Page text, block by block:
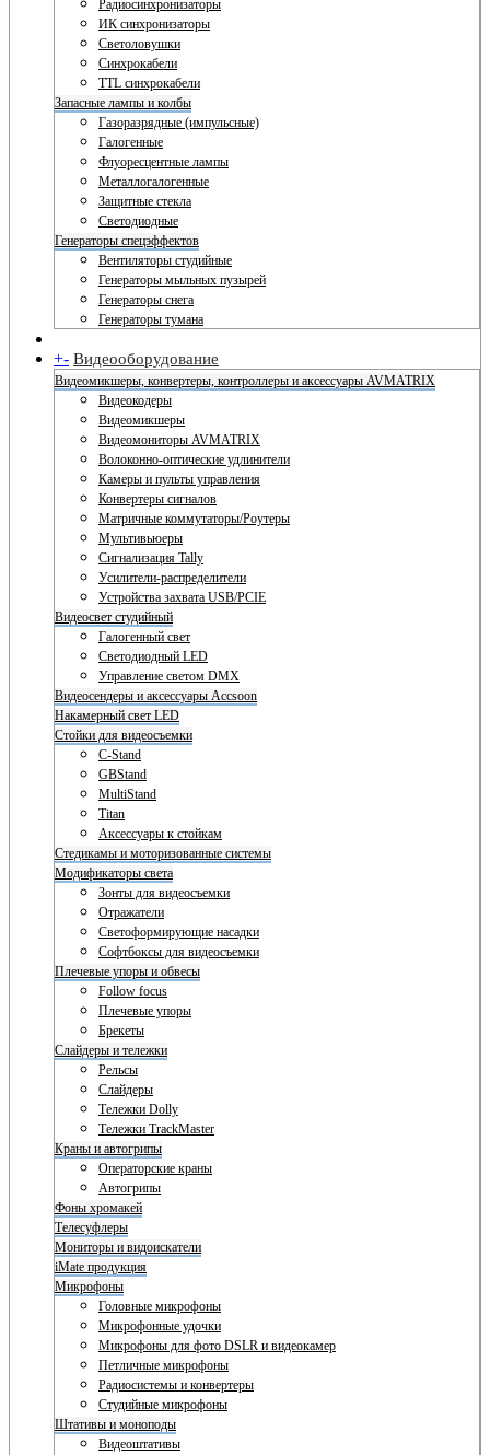
Радиосинхронизаторы
ИК синхронизаторы
Светоловушки
Синхрокабели
TTL синхрокабели
Запасные лампы и колбы
Газоразрядные (импульсные)
Галогенные
Флуоресцентные лампы
Металлогалогенные
Защитные стекла
Светодиодные
Генераторы спецэффектов
Вентиляторы студийные
Генераторы мыльных пузырей
Генераторы снега
Генераторы тумана
+- Видеооборудование
Видеомикшеры, конвертеры, контроллеры и аксессуары AVMATRIX
Видеокодеры
Видеомикшеры
Видеомониторы AVMATRIX
Волоконно-оптические удлинители
Камеры и пульты управления
Конвертеры сигналов
Матричные коммутаторы/Роутеры
Мультивьюеры
Сигнализация Tally
Усилители-распределители
Устройства захвата USB/PCIE
Видеосвет студийный
Галогенный свет
Светодиодный LED
Управление светом DMX
Видеосендеры и аксессуары Accsoon
Накамерный свет LED
Стойки для видеосъемки
C-Stand
GBStand
MultiStand
Titan
Аксессуары к стойкам
Стедикамы и моторизованные системы
Модификаторы света
Зонты для видеосъемки
Отражатели
Светоформирующие насадки
Софтбоксы для видеосъемки
Плечевые упоры и обвесы
Follow focus
Плечевые упоры
Брекеты
Слайдеры и тележки
Рельсы
Слайдеры
Тележки Dolly
Тележки TrackMaster
Краны и автогрипы
Операторские краны
Автогрипы
Фоны хромакей
Телесуфлеры
Мониторы и видоискатели
iMate продукция
Микрофоны
Головные микрофоны
Микрофонные удочки
Микрофоны для фото DSLR и видеокамер
Петличные микрофоны
Радиосистемы и конвертеры
Студийные микрофоны
Штативы и моноподы
Видеоштативы